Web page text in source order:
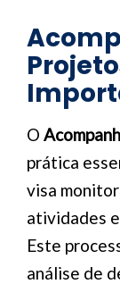
O
prática
visa
atividades
Este
análise de